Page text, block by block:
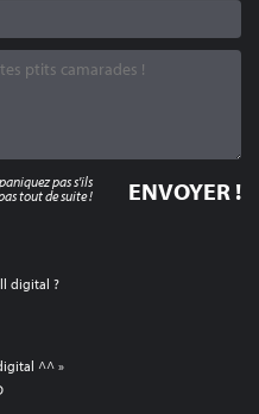
digital ?
^^ »
pas s'ils
tout de suite !